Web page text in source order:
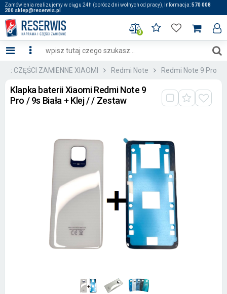
Zamówienia realizujemy w ciągu 24h (oprócz dni wolnych od pracy), Informacja:570 008
200 sklep@reserwis.pl
0
:: CZĘŚCI ZAMIENNE XIAOMI Redmi Note Redmi Note 9 Pro
Klapka baterii Xiaomi Redmi Note 9
Pro / 9s Biała + Klej / / Zestaw